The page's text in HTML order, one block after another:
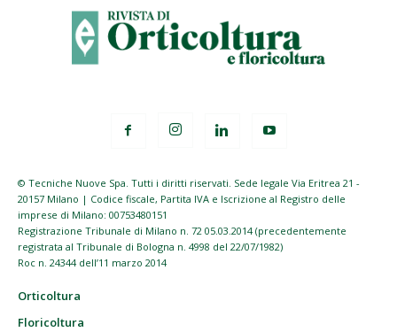
© Tecniche Nuove Spa. Tutti i diritti riservati. Sede legale Via Eritrea 21 -
20157 Milano | Codice fiscale, Partita IVA e Iscrizione al Registro delle
imprese di Milano: 00753480151
Registrazione Tribunale di Milano n. 72 05.03.2014 (precedentemente
registrata al Tribunale di Bologna n. 4998 del 22/07/1982)
Roc n. 24344 dell’11 marzo 2014
Orticoltura
Floricoltura